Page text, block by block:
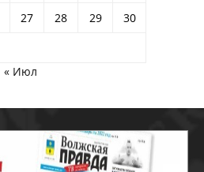
27 28 29
30
« Июл